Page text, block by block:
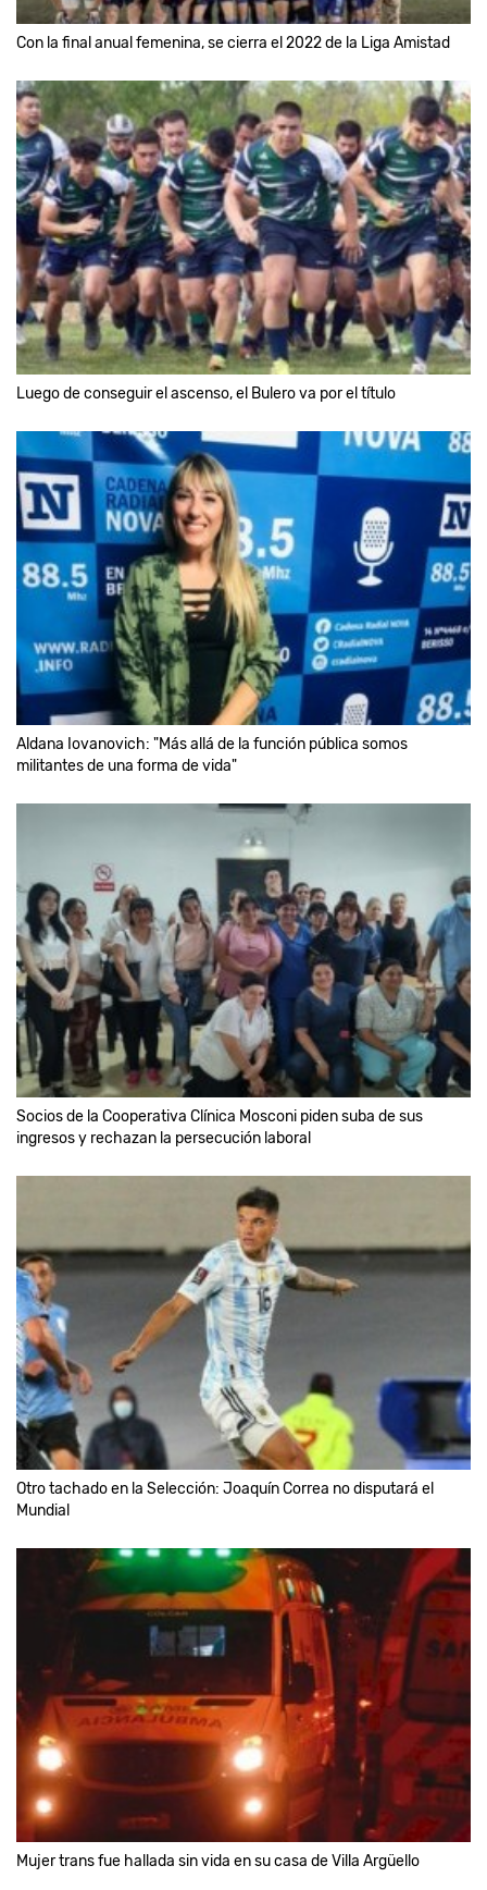
Con la final anual femenina, se cierra el 2022 de la Liga Amistad
Luego de conseguir el ascenso, el Bulero va por el título
Aldana Iovanovich: "Más allá de la función pública somos
militantes de una forma de vida"
Socios de la Cooperativa Clínica Mosconi piden suba de sus
ingresos y rechazan la persecución laboral
Otro tachado en la Selección: Joaquín Correa no disputará el
Mundial
Mujer trans fue hallada sin vida en su casa de Villa Argüello